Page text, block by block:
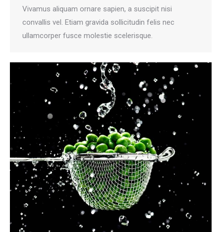
Vivamus aliquam ornare sapien, a suscipit nisi
convallis vel. Etiam gravida sollicitudin felis nec
ullamcorper fusce molestie scelerisque.